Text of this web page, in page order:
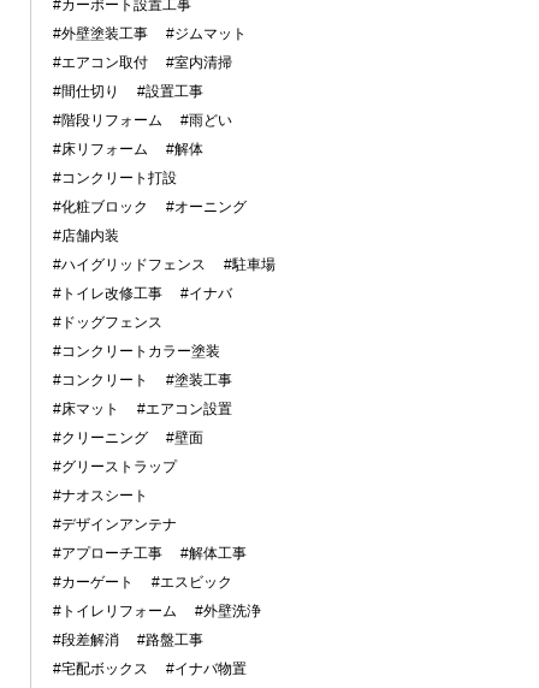
#カーポート設置工事
#外壁塗装工事
#ジムマット
#エアコン取付
#室内清掃
#間仕切り
#設置工事
#階段リフォーム
#雨どい
#床リフォーム
#解体
#コンクリート打設
#化粧ブロック
#オーニング
#店舗内装
#ハイグリッドフェンス
#駐車場
#トイレ改修工事
#イナバ
#ドッグフェンス
#コンクリートカラー塗装
#コンクリート
#塗装工事
#床マット
#エアコン設置
#クリーニング
#壁面
#グリーストラップ
#ナオスシート
#デザインアンテナ
#アプローチ工事
#解体工事
#カーゲート
#エスビック
#トイレリフォーム
#外壁洗浄
#段差解消
#路盤工事
#宅配ボックス
#イナバ物置